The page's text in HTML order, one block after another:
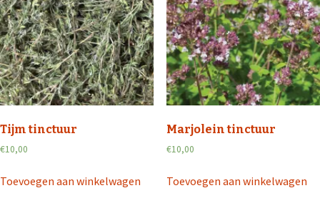
Tijm tinctuur
€10,00
Toevoegen aan winkelwagen
Marjolein tinctuur
€10,00
Toevoegen aan winkelwagen